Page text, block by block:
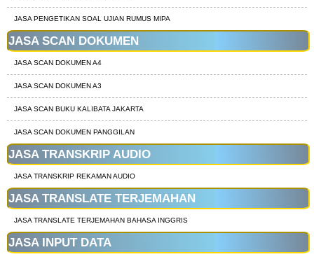
JASA PENGETIKAN SOAL UJIAN RUMUS MIPA
JASA SCAN DOKUMEN
JASA SCAN DOKUMEN A4
JASA SCAN DOKUMEN A3
JASA SCAN BUKU KALIBATA JAKARTA
JASA SCAN DOKUMEN PANGGILAN
JASA TRANSKRIP AUDIO
JASA TRANSKRIP REKAMAN AUDIO
JASA TRANSLATE TERJEMAHAN
JASA TRANSLATE TERJEMAHAN BAHASA INGGRIS
JASA INPUT DATA